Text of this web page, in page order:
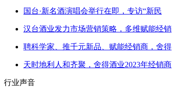
国台·新名酒演唱会举行在即，专访“新民
汉台酒业发力市场营销策略，多维赋能经销
聘科学家、推千元新品、赋能经销商，舍得
天时地利人和齐聚，舍得酒业2023年经销商
行业声音